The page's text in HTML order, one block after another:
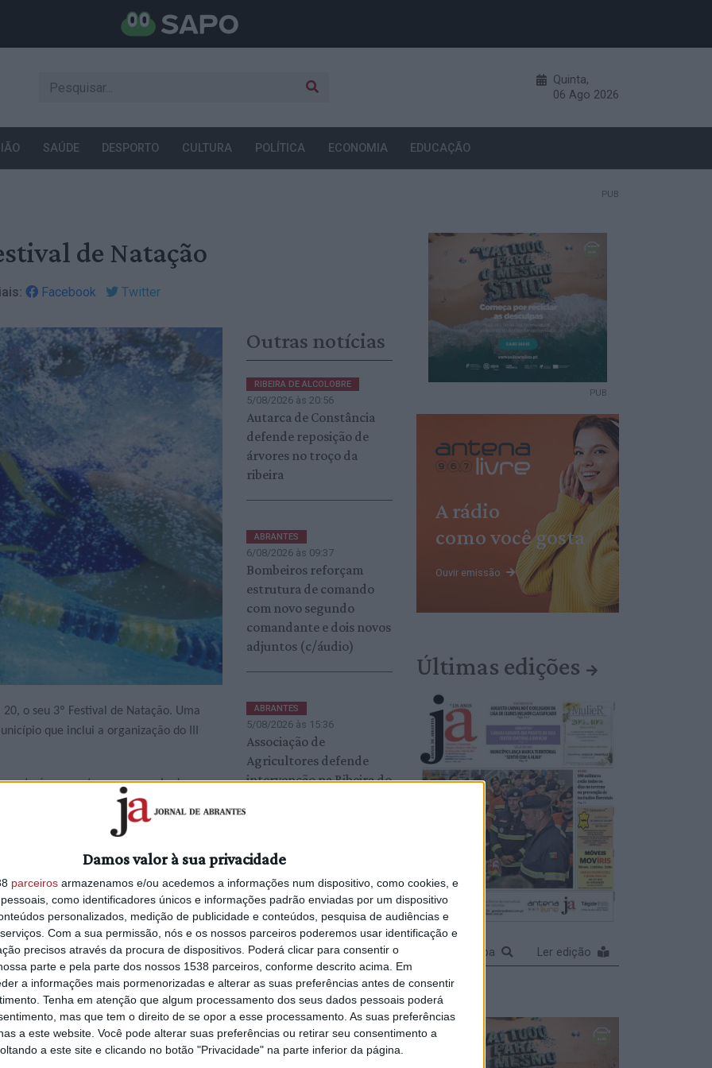
Damos valor à sua privacidade
parceiros armazenamos e/ou acedemos a informações num dispositivo, como cookies, e
como identificadores únicos e informações padrão enviadas por um dispositivo
personalizados, medição de publicidade e conteúdos, pesquisa de audiências e
Com a sua permissão, nós e os nossos parceiros poderemos usar identificação e
precisos através da procura de dispositivos. Poderá clicar para consentir o
parte e pela parte dos nossos 1538 parceiros, conforme descrito acima. Em
a informações mais pormenorizadas e alterar as suas preferências antes de consentir
Tenha em atenção que algum processamento dos seus dados pessoais poderá
mas que tem o direito de se opor a esse processamento. As suas preferências
a este website. Você pode alterar suas preferências ou retirar seu consentimento a
a este site e clicando no botão "Privacidade" na parte inferior da página.
Quinta,
06 Ago 2026
SAÚDE DESPORTO CULTURA POLÍTICA ECONOMIA EDUCAÇÃO
PUB
de Natação
Facebook Twitter
o seu 3º Festival de Natação. Uma
que inclui a organização do III
é composto por uma aula de
aula conjunta entre os alunos da Escola
de Vila de Rei, com a receção das
o início do Torneio previsto para as 15
de Vila de Rei, Ferreira do
a-Nova, Sardoal e do C.S. Padres
Outras notícias
RIBEIRA DE ALCOLOBRE
5/08/2026 às 20:56
Autarca de Constância
defende reposição de
árvores no troço da
ribeira
ABRANTES
6/08/2026 às 09:37
Bombeiros reforçam
estrutura de comando
com novo segundo
comandante e dois novos
adjuntos (c/áudio)
ABRANTES
5/08/2026 às 15:36
Associação de
Agricultores defende
intervenção na Ribeira do
ABRANTES
5/08/2026 às 11:31
Autarquia diz que
intervenção na Ribeira do
Alcolobre não foi
licenciada pela APA nem
sabia da intervenção (c/
áudio)
PUB
A rádio
como você gosta
Ouvir emissão
Últimas edições
Ampliar capa Ler edição